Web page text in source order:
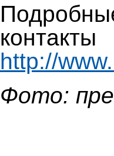
http://
Фото: